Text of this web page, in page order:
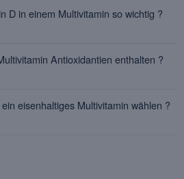
D in einem Multivitamin so wichtig ?
Antioxidantien enthalten ?
eisenhaltiges Multivitamin wählen ?